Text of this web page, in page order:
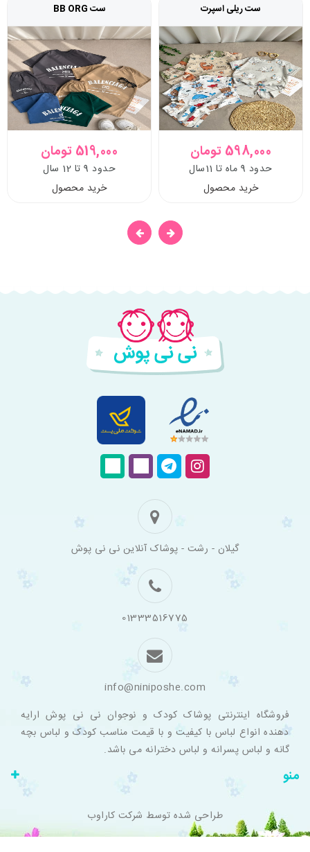
ست ریلی اسپرت
598,000 تومان
حدود 9 ماه تا 11سال
خرید محصول
ست BB ORG
519,000 تومان
حدود 9 تا 12 سال
خرید محصول
گیلان - رشت - پوشاک آنلاین نی نی پوش
01333516775
info@niniposhe.com
فروشگاه اینترنتی پوشاک کودک و نوجوان نی نی پوش ارایه
دهنده انواع لباس با کیفیت و با قیمت مناسب کودک و لباس بچه
گانه و لباس پسرانه و لباس دخترانه می باشد.
منو
طراحی شده توسط شرکت کاراوب